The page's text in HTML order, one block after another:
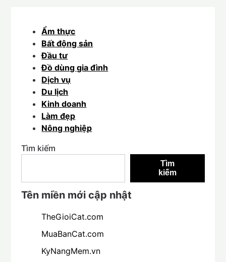
Ẩm thực
Bất động sản
Đầu tư
Đồ dùng gia đình
Dịch vụ
Du lịch
Kinh doanh
Làm đẹp
Nông nghiệp
Tìm kiếm
Tìm
kiếm
Tên miền mới cập nhật
TheGioiCat.com
MuaBanCat.com
KyNangMem.vn